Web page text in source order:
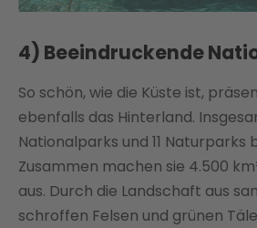
4) Beeindruckende
So schön, wie die Küste ist,
ebenfalls das Hinterland.
Nationalparks und 11 Naturparks
Zusammen machen sie 4.500
aus. Durch die Landschaft aus
schroffen Felsen und grünen